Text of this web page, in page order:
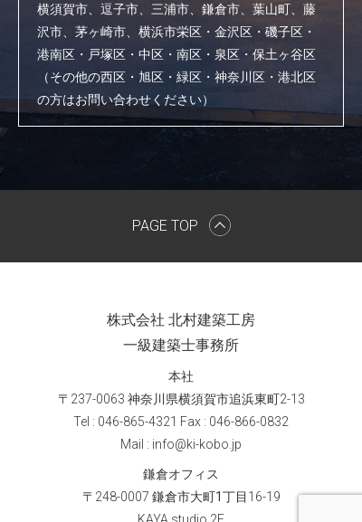
横須賀市、逗子市、三浦市、鎌倉市、葉山町、藤
沢市、茅ヶ崎市、横浜市栄区・金沢区・磯子区・
港南区・戸塚区・中区・南区・泉区・保土ヶ谷区
（その他の西区・旭区・緑区・神奈川区・港北区
の方はお問い合わせください）
PAGE TOP
株式会社 北村建築工房
一級建築士事務所
本社
〒 237-0063 神奈川県横須賀市追浜東町2-13
Tel : 046-865-4321 Fax : 046-866-0832
Mail : info@ki-kobo.jp
鎌倉オフィス
〒 248-0007 鎌倉市大町1丁目 16-19